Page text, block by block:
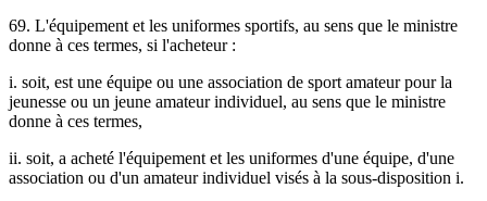
69. L'équipement et les uniformes sportifs, au sens que le ministre
donne à ces termes, si l'acheteur :
i. soit, est une équipe ou une association de sport amateur pour la
jeunesse ou un jeune amateur individuel, au sens que le ministre
donne à ces termes,
ii. soit, a acheté l'équipement et les uniformes d'une équipe, d'une
association ou d'un amateur individuel visés à la sous-disposition i.